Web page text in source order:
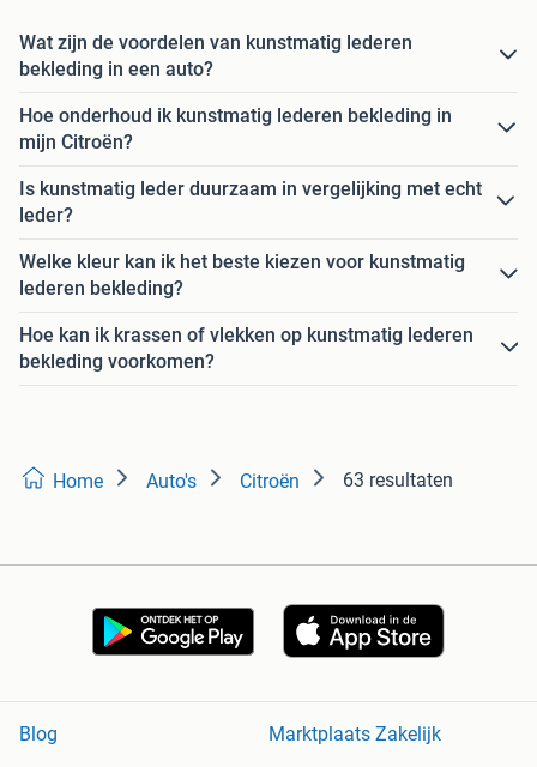
Wat zijn de voordelen van kunstmatig lederen
bekleding in een auto?
Hoe onderhoud ik kunstmatig lederen bekleding in
mijn Citroën?
Is kunstmatig leder duurzaam in vergelijking met echt
leder?
Welke kleur kan ik het beste kiezen voor kunstmatig
lederen bekleding?
Hoe kan ik krassen of vlekken op kunstmatig lederen
bekleding voorkomen?
Home Auto's Citroën 63 resultaten
Blog
Marktplaats Zakelijk